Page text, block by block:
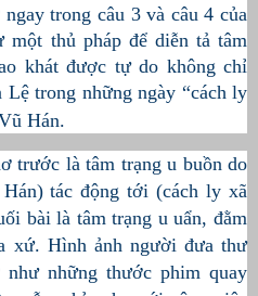
trong câu 3 và câu 4 của
thủ pháp để diễn tả tâm
khát được tự do không chỉ
trong những ngày “cách ly
Hán.
trước là tâm trạng u buồn do
tác động tới (cách ly xã
bài là tâm trạng u uẩn, đằm
xứ. Hình ảnh người đưa thư
những thước phim quay